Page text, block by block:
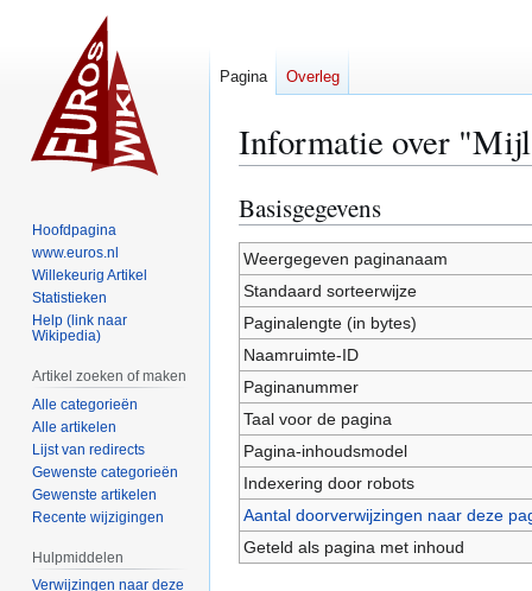
Informatie over
Naar
navigatie
springen
Naar
zoeken
springen
Basisgegevens
Weergegeven paginanaam
Standaard sorteerwijze
Paginalengte (in bytes)
Naamruimte-ID
Paginanummer
Taal voor de pagina
Pagina-inhoudsmodel
Indexering door robots
Aantal doorverwijzingen naar deze
Geteld als pagina met inhoud
Pagina Overleg
Hoofdpagina
www.euros.nl
Willekeurig Artikel
Statistieken
Help (link naar
Wikipedia)
Artikel zoeken of maken
Alle categorieën
Alle artikelen
Lijst van redirects
Gewenste categorieën
Gewenste artikelen
Recente wijzigingen
Hulpmiddelen
Verwijzingen naar deze